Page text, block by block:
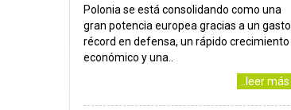
Polonia se está consolidando como una
gran potencia europea gracias a un gasto
récord en defensa, un rápido crecimiento
económico y una..
..leer más